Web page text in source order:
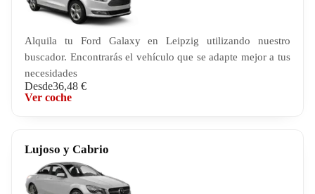
Alquila tu Ford Galaxy en Leipzig utilizando nuestro
buscador. Encontrarás el vehículo que se adapte mejor a tus
necesidades
Desde36,48 €
Ver coche
Lujoso y Cabrio